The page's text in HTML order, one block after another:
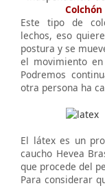
Este tipo de
lechos, eso
postura y se
el movimiento
Podremos
otra persona ha
El látex es un
caucho Hevea
que procede del
Para considerar